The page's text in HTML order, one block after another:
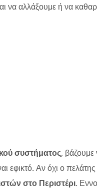
να αλλάξουμε ή να
συστήματος,
εφικτό. Αν όχι ο
στο Περιστέρι.